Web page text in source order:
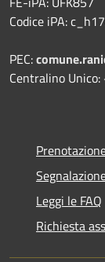
Codice iPA:
PEC:
Centralino
Leggi le FAQ
Richiesta